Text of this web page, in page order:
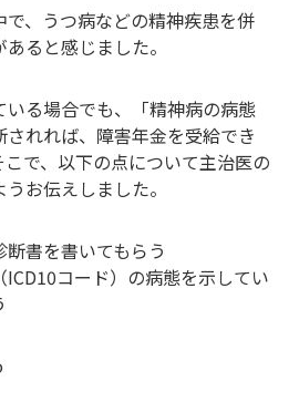
で、うつ病などの精神疾患を併
ると感じました。
る場合でも、「精神病の病態
れれば、障害年金を受給でき
で、以下の点について主治医の
お伝えしました。
断書を書いてもらう
ICD10コード）の病態を示してい